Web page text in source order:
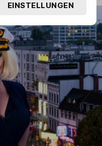
EINSTELLUNGEN